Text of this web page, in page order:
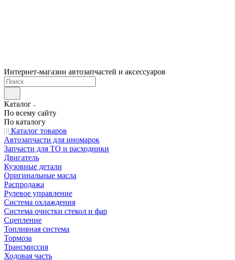
Интернет-магазин автозапчастей и аксессуаров
Каталог
По всему сайту
По каталогу
Каталог товаров
Автозапчасти для иномарок
Запчасти для ТО и расходники
Двигатель
Кузовные детали
Оригинальные масла
Распродажа
Рулевое управление
Система охлаждения
Система очистки стекол и фар
Сцепление
Топливная система
Тормоза
Трансмиссия
Ходовая часть